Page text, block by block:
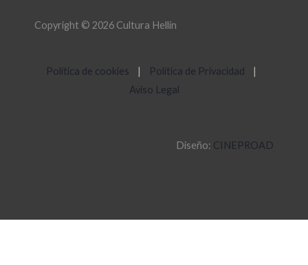
Copyright © 2026 Cultura Hellín
Política de cookies | Política de Privacidad
|
Aviso Legal
Diseño: CINEPROAD